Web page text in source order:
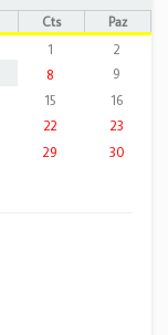
Cts
Paz
1
2
8
9
15
16
22
23
29
30